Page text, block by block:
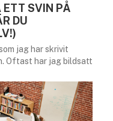
ETT SVIN PÅ
DU
jag har skrivit
Oftast har jag bildsatt